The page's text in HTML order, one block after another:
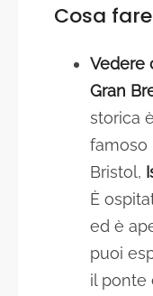
Cosa
Vedere
Gran
storica
famoso
Bristol,
È
ed è
puoi
il ponte